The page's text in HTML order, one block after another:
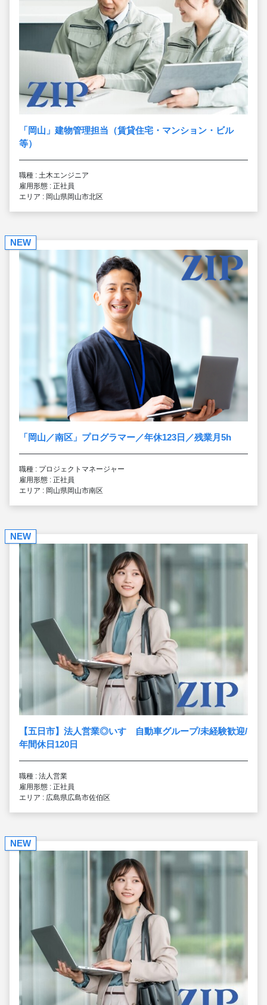
「岡山」建物管理担当（賃貸住宅・マンション・ビル
等）
職種 : 土木エンジニア
雇用形態 : 正社員
エリア : 岡山県岡山市北区
NEW
「岡山／南区」プログラマー／年休123日／残業月5h
職種 : プロジェクトマネージャー
雇用形態 : 正社員
エリア : 岡山県岡山市南区
NEW
【五日市】法人営業◎いすゞ自動車グループ/未経験歓迎/
年間休日120日
職種 : 法人営業
雇用形態 : 正社員
エリア : 広島県広島市佐伯区
NEW